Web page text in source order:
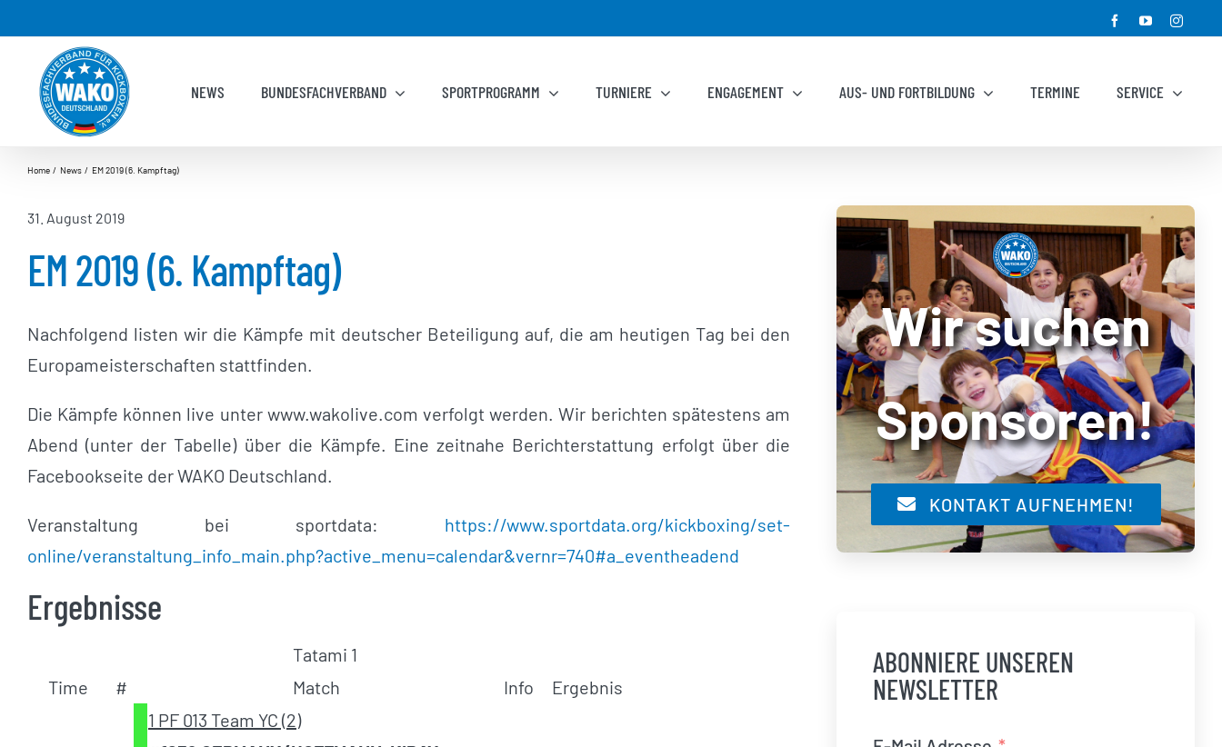
springen
FacebookYouTube
NEWS BUNDESFACHVERBAND SPORTPROGRAMM TURNIERE ENGAGEMENT AUS- UND FORTBILDUNG TERMINE SERVICE
Home News EM 2019 (6. Kampftag)
31. August 2019
EM 2019 (6. Kampftag)
Nachfolgend listen wir die Kämpfe mit deutscher Beteiligung auf, die am heutigen Tag bei den
Europameisterschaften stattfinden.
Die Kämpfe können live unter www.wakolive.com verfolgt werden. Wir berichten spätestens am
Abend (unter der Tabelle) über die Kämpfe. Eine zeitnahe Berichterstattung erfolgt über die
Facebookseite der WAKO Deutschland.
Veranstaltung bei sportdata: https://www.sportdata.org/kickboxing/set-
online/veranstaltung_info_main.php?active_menu=calendar&vernr=740#a_eventheadend
Ergebnisse
Tatami 1
Time
# Match Info Ergebnis
1 PF 013 Team YC (2)
Wir suchen
Sponsoren!
KONTAKT AUFNEHMEN!
ABONNIERE UNSEREN
NEWSLETTER